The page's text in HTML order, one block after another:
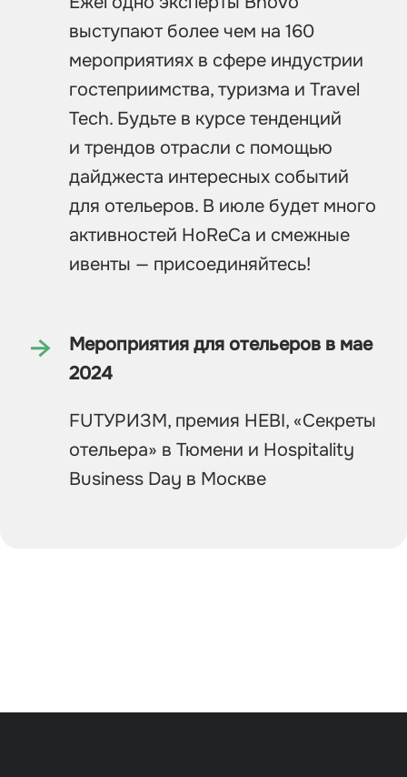
выступают более чем на 160
мероприятиях в сфере индустрии
гостеприимства, туризма и Travel
Tech. Будьте в курсе тенденций
и трендов отрасли с помощью
дайджеста интересных событий
для отельеров. В июле будет много
активностей HoReCa и смежные
ивенты — присоединяйтесь!
Мероприятия для отельеров в мае
2024
FUТУРИЗМ, премия HEBI, «Секреты
отельера» в Тюмени и Hospitality
Business Day в Москве